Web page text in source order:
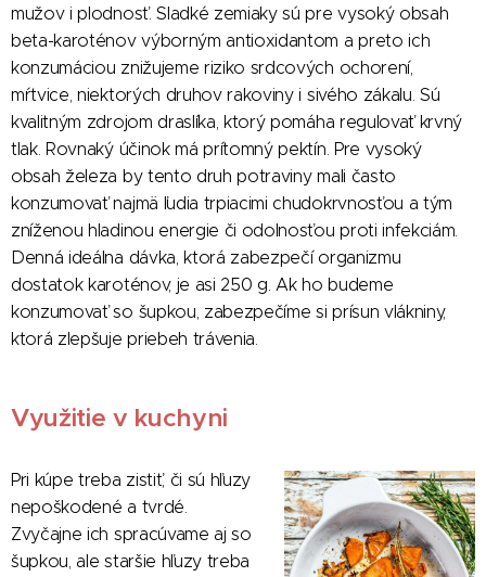
mužov i plodnosť. Sladké zemiaky sú pre vysoký obsah
beta-karoténov výborným antioxidantom a preto ich
konzumáciou znižujeme riziko srdcových ochorení,
mŕtvice, niektorých druhov rakoviny i sivého zákalu. Sú
kvalitným zdrojom draslíka, ktorý pomáha regulovať krvný
tlak. Rovnaký účinok má prítomný pektín. Pre vysoký
obsah železa by tento druh potraviny mali často
konzumovať najmä ľudia trpiacimi chudokrvnosťou a tým
zníženou hladinou energie či odolnosťou proti infekciám.
Denná ideálna dávka, ktorá zabezpečí organizmu
dostatok karoténov, je asi 250 g. Ak ho budeme
konzumovať so šupkou, zabezpečíme si prísun vlákniny,
ktorá zlepšuje priebeh trávenia.
Využitie v kuchyni
Pri kúpe treba zistiť, či sú hľuzy
nepoškodené a tvrdé.
Zvyčajne ich spracúvame aj so
šupkou, ale staršie hľuzy treba